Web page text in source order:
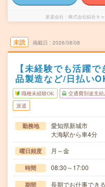
派遣会社 株式会社綜合キ
未読 掲載日 2026/08/08
【未経験でも活躍
品製造など/日払い
職種未経験OK 交通費別途支給
派遣
勤務地
愛知県新城市
大海駅から車4分
曜日頻度 月～金
時間 08:30～17:00
期間 長期でお仕事でき